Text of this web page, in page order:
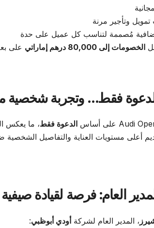
تمويل وتأجير مرنة
مُصممة لتناسب كل عميل على حدة
الخصومات إلى 80,000 درهم إماراتي على
فقط… وتجربة شخصية
الدعوة فقط، ما يعكس
أعلى مستويات العناية والتفاصيل الشخصية
العام: فرصة لقيادة
، المدير العام لشركةأودي أبوظبي: